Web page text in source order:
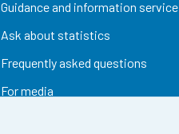
Guidance and information service
Ask about statistics
Frequently asked questions
For media